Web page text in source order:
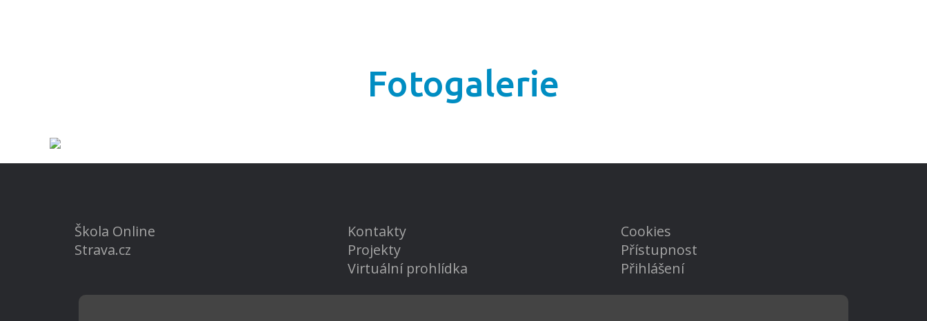
Fotogalerie
Škola Online
Strava.cz
Kontakty
Projekty
Virtuální prohlídka
Cookies
Přístupnost
Přihlášení